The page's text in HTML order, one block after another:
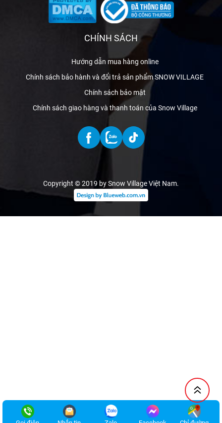
CHÍNH SÁCH
Hướng dẫn mua hàng online
Chính sách bảo hành và đổi trả sản phẩm SNOW VILLAGE
Chính sách bảo mật
Chính sách giao hàng và thanh toán của Snow Village
Copyright © 2019 by Snow Village Việt Nam.